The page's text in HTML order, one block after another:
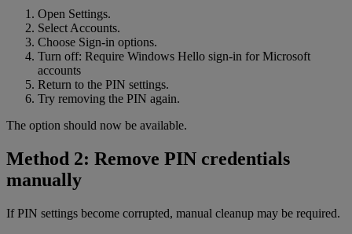
Open Settings.
Select Accounts.
Choose Sign-in options.
Turn off: Require Windows Hello sign-in for Microsoft
accounts
Return to the PIN settings.
Try removing the PIN again.
The option should now be available.
Method 2: Remove PIN credentials
manually
If PIN settings become corrupted, manual cleanup may be required.